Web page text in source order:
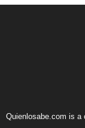
Quienlosabe.com is a